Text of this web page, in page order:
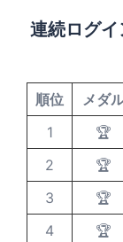
連続ログ
順位 メダ
1
🏆
2
🏆
3
🏆
4
🏆